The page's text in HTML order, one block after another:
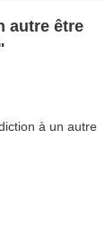
autre être